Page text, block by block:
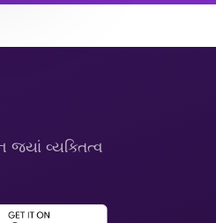
જ્યાં વ્યક્તિત્વ